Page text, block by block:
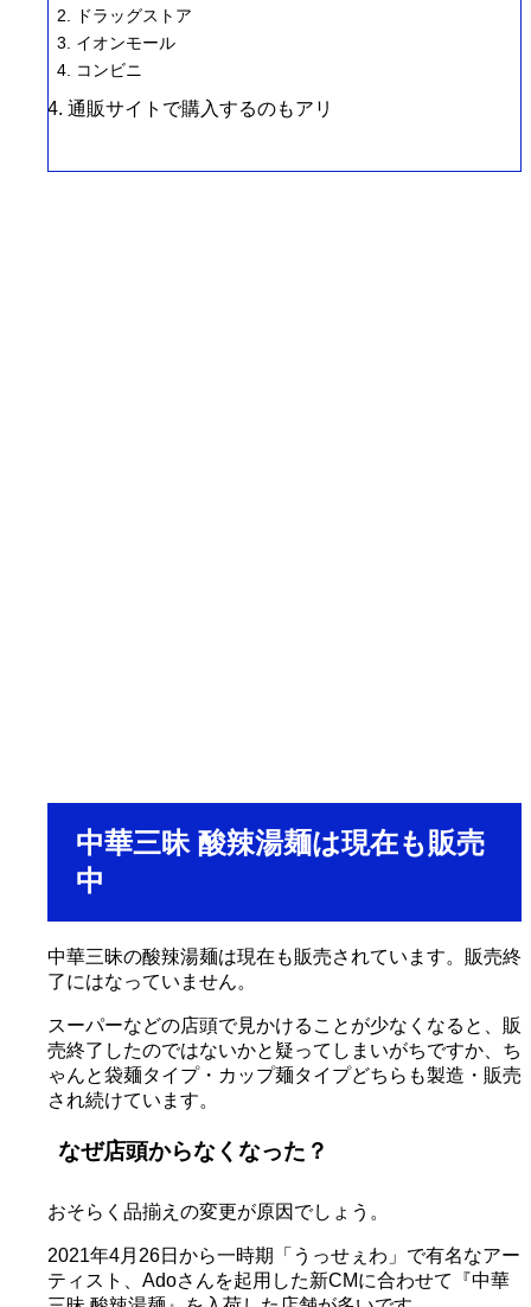
ドラッグストア
イオンモール
コンビニ
通販サイトで購入するのもアリ
中華三昧 酸辣湯麺は現在も販売
中
中華三昧の酸辣湯麺は現在も販売されています。販売終
了にはなっていません。
スーパーなどの店頭で見かけることが少なくなると、販
売終了したのではないかと疑ってしまいがちですか、ち
ゃんと袋麺タイプ・カップ麺タイプどちらも製造・販売
され続けています。
なぜ店頭からなくなった？
おそらく品揃えの変更が原因でしょう。
2021年4月26日から一時期「うっせぇわ」で有名なアー
ティスト、Adoさんを起用した新CMに合わせて『中華